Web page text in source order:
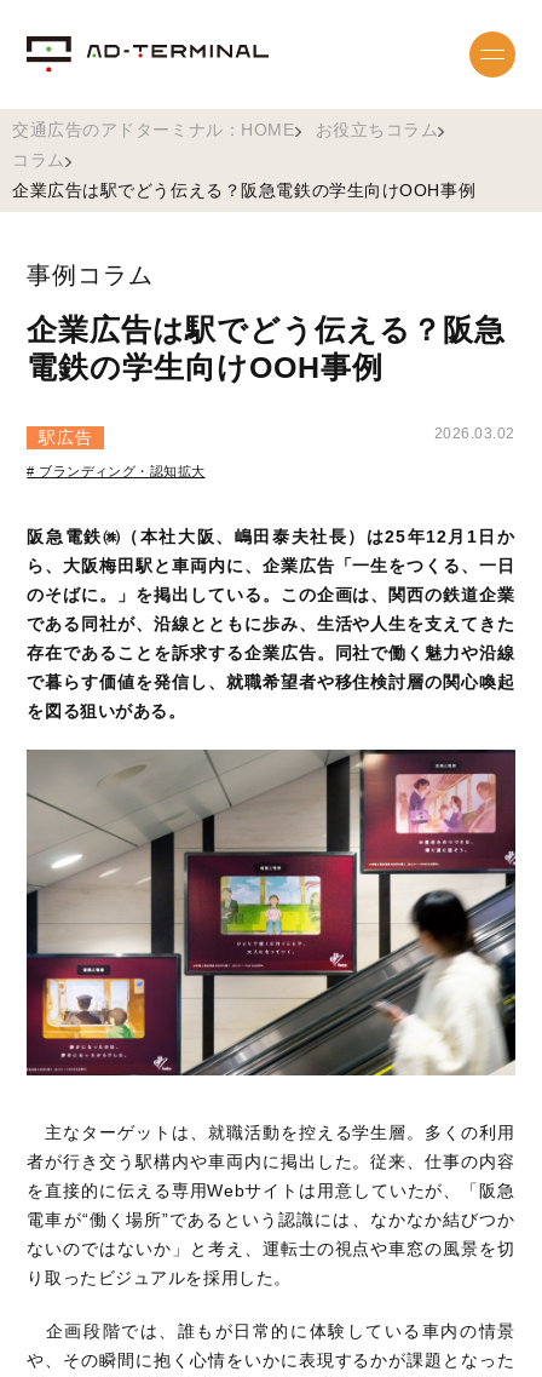
交通広告のアドターミナル：HOME
お役立ちコラム
コラム
企業広告は駅でどう伝える？阪急電鉄の学生向けOOH事例
事例コラム
企業広告は駅でどう伝える？阪急
電鉄の学生向けOOH事例
駅広告 2026.03.02
# ブランディング・認知拡大
阪急電鉄㈱（本社大阪、嶋田泰夫社長）は25年12月1日か
ら、大阪梅田駅と車両内に、企業広告「一生をつくる、一日
のそばに。」を掲出している。この企画は、関西の鉄道企業
である同社が、沿線とともに歩み、生活や人生を支えてきた
存在であることを訴求する企業広告。同社で働く魅力や沿線
で暮らす価値を発信し、就職希望者や移住検討層の関心喚起
を図る狙いがある。
主なターゲットは、就職活動を控える学生層。多くの利用
者が行き交う駅構内や車両内に掲出した。従来、仕事の内容
を直接的に伝える専用Webサイトは用意していたが、「阪急
電車が“働く場所”であるという認識には、なかなか結びつか
ないのではないか」と考え、運転士の視点や車窓の風景を切
り取ったビジュアルを採用した。
企画段階では、誰もが日常的に体験している車内の情景
や、その瞬間に抱く心情をいかに表現するかが課題となった